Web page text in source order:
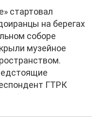
стартовал
на берегах
соборе
музейное
ГТРК